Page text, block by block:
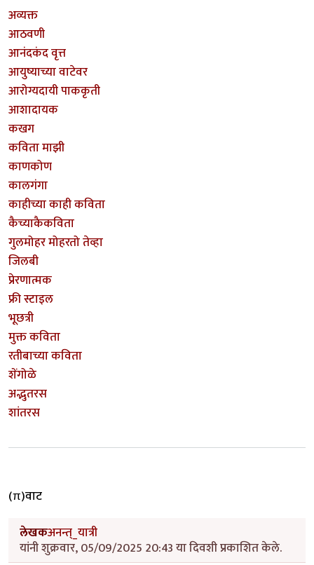
अव्यक्त
आठवणी
आनंदकंद वृत्त
आयुष्याच्या वाटेवर
आरोग्यदायी पाककृती
आशादायक
कखग
कविता माझी
काणकोण
कालगंगा
काहीच्या काही कविता
कैच्याकैकविता
गुलमोहर मोहरतो तेव्हा
जिलबी
प्रेरणात्मक
फ्री स्टाइल
भूछत्री
मुक्त कविता
रतीबाच्या कविता
शेंगोळे
अद्भुतरस
शांतरस
(π)वाट
लेखकअनन्त्_यात्री
यांनी शुक्रवार, 05/09/2025 20:43 या दिवशी प्रकाशित केले.